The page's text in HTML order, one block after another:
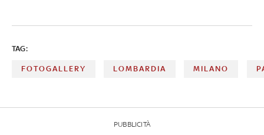
TAG:
FOTOGALLERY LOMBARDIA MILANO
PUBBLICITÀ